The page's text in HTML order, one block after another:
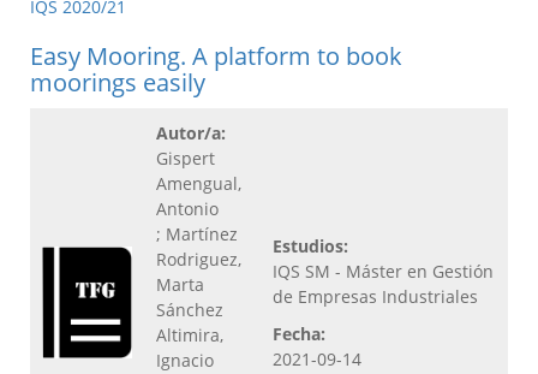
IQS 2020/21
Easy Mooring. A platform to book
moorings easily
Autor/a:
Gispert
Amengual,
Antonio
; Martínez
Rodriguez,
Marta
Sánchez
Altimira,
Ignacio
Estudios:
IQS SM - Máster en Gestión
de Empresas Industriales
Fecha:
2021-09-14